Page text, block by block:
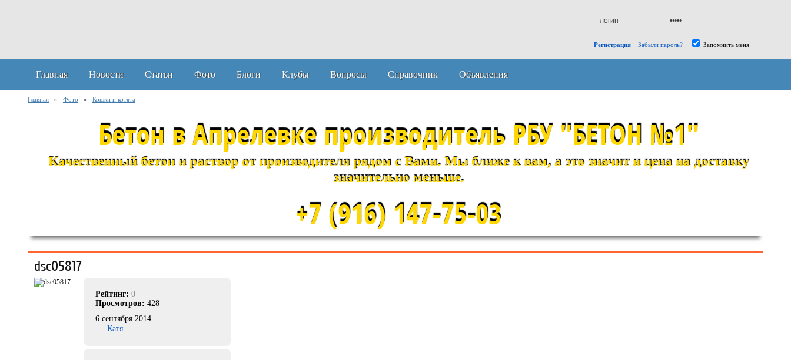
Регистрация Забыли пароль? Запомнить меня
Главная Новости Статьи Фото Блоги Клубы Вопросы Справочник Объявления
Главная » Фото » Кошки и котята
Бетон в Апрелевке производитель РБУ "БЕТОН №1"
Качественный бетон и раствор от производителя рядом с Вами. Мы ближе к вам, а это значит и цена на доставку
значительно меньше.
+7 (916) 147-75-03
dsc05817
Рейтинг: 0
Просмотров: 428
6 сентября 2014
Катя